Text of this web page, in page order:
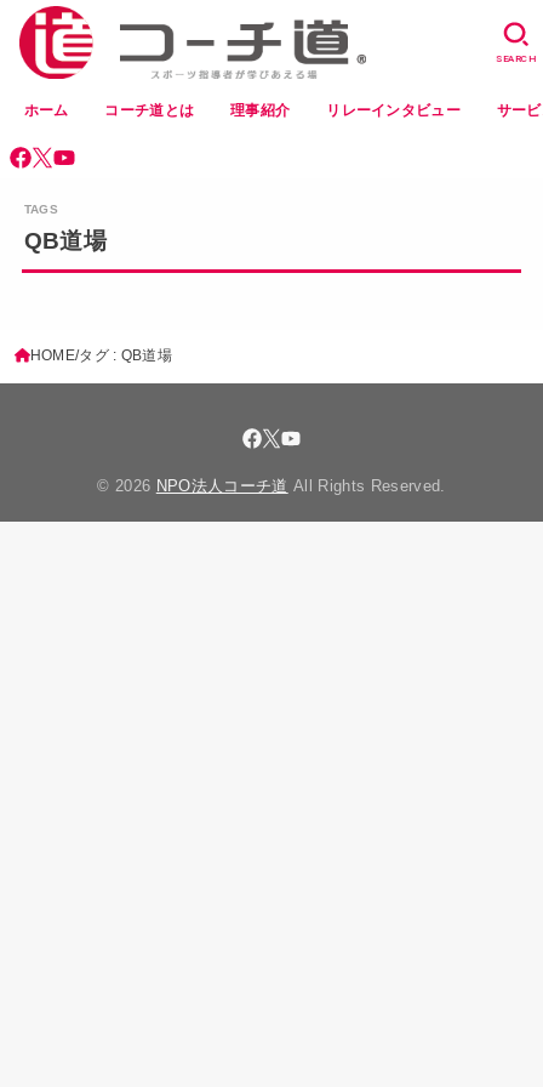
ホーム コーチ道とは 理事紹介 リレーインタビュー サー
SEARCH
QB道場
HOME タグ : QB道場
© 2026 NPO法人コーチ道 All Rights Reserved.